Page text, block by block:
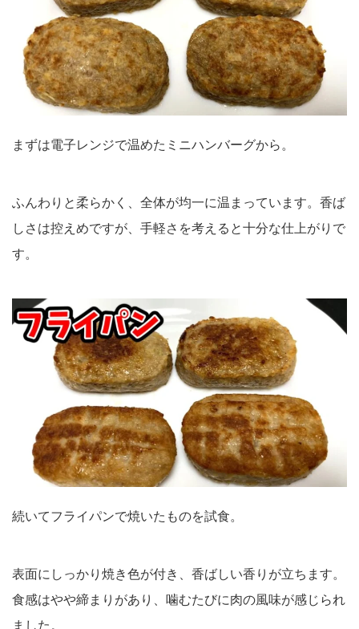
まずは電子レンジで温めたミニハンバーグから。
ふんわりと柔らかく、全体が均一に温まっています。香ば
しさは控えめですが、手軽さを考えると十分な仕上がりで
す。
続いてフライパンで焼いたものを試食。
表面にしっかり焼き色が付き、香ばしい香りが立ちます。
食感はやや締まりがあり、噛むたびに肉の風味が感じられ
ました。